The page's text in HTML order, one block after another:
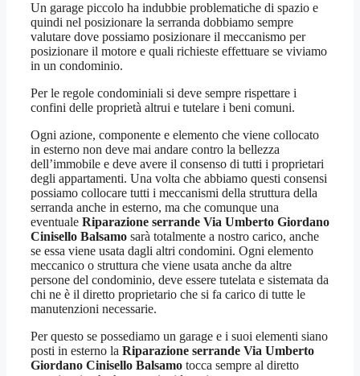
Un garage piccolo ha indubbie problematiche di spazio e
quindi nel posizionare la serranda dobbiamo sempre
valutare dove possiamo posizionare il meccanismo per
posizionare il motore e quali richieste effettuare se viviamo
in un condominio.
Per le regole condominiali si deve sempre rispettare i
confini delle proprietà altrui e tutelare i beni comuni.
Ogni azione, componente e elemento che viene collocato
in esterno non deve mai andare contro la bellezza
dell’immobile e deve avere il consenso di tutti i proprietari
degli appartamenti. Una volta che abbiamo questi consensi
possiamo collocare tutti i meccanismi della struttura della
serranda anche in esterno, ma che comunque una
eventuale Riparazione serrande Via Umberto Giordano
Cinisello Balsamo sarà totalmente a nostro carico, anche
se essa viene usata dagli altri condomini. Ogni elemento
meccanico o struttura che viene usata anche da altre
persone del condominio, deve essere tutelata e sistemata da
chi ne è il diretto proprietario che si fa carico di tutte le
manutenzioni necessarie.
Per questo se possediamo un garage e i suoi elementi siano
posti in esterno la Riparazione serrande Via Umberto
Giordano Cinisello Balsamo tocca sempre al diretto